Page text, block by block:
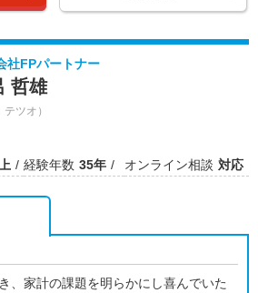
社FPパートナー
哲雄
テツオ）
経験年数 35年 オンライン相談 対応
、家計の課題を明らかにし喜んでいた